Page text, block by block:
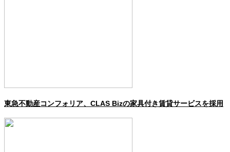
東急不動産コンフォリア、CLAS Bizの家具付き賃貸サービスを採用